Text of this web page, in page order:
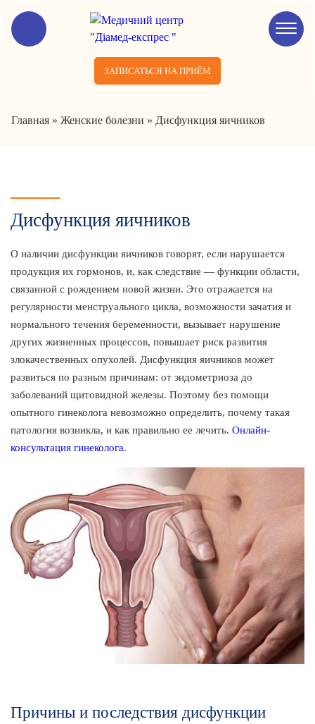
ЗАПИСАТЬСЯ НА ПРИЁМ
Главная » Женские болезни » Дисфункция яичников
Дисфункция яичников
О наличии дисфункции яичников говорят, если нарушается
продукция их гормонов, и, как следствие — функции области,
связанной с рождением новой жизни. Это отражается на
регулярности менструального цикла, возможности зачатия и
нормального течения беременности, вызывает нарушение
других жизненных процессов, повышает риск развития
злокачественных опухолей. Дисфункция яичников может
развиться по разным причинам: от эндометриоза до
заболеваний щитовидной железы. Поэтому без помощи
опытного гинеколога невозможно определить, почему такая
патология возникла, и как правильно ее лечить. Онлайн-
консультация гинеколога.
Причины и последствия дисфункции